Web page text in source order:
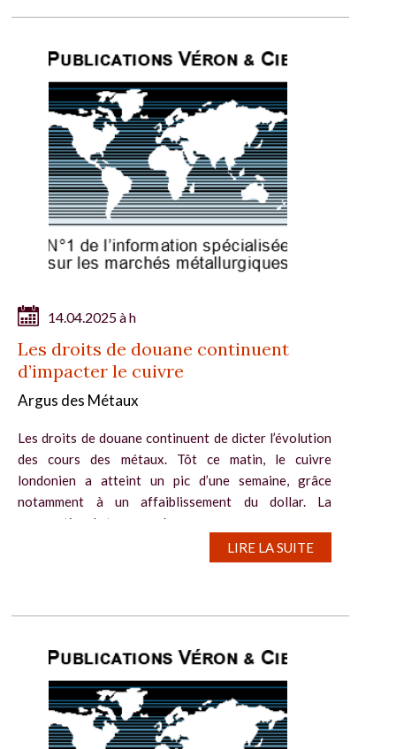
14.04.2025 à h
Les droits de douane continuent
d’impacter le cuivre
Argus des Métaux
Les droits de douane continuent de dicter l’évolution
des cours des métaux. Tôt ce matin, le cuivre
londonien a atteint un pic d’une semaine, grâce
notamment à un affaiblissement du dollar. La
perspective de taxes sur les...
LIRE LA SUITE